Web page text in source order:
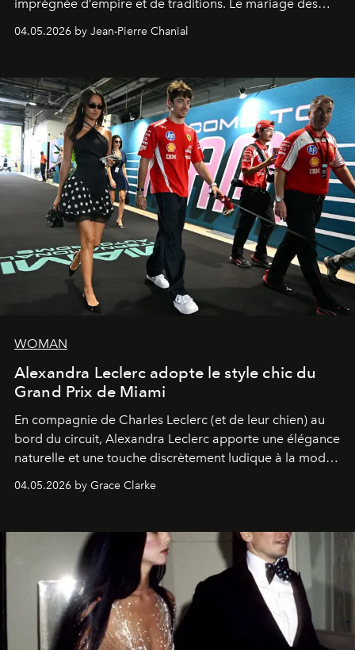
imprégnée d’empire et de traditions. Le mariage des
extrêmes fait merveille.
04.05.2026 by Jean-Pierre Chanial
WOMAN
Alexandra Leclerc adopte le style chic du
Grand Prix de Miami
En compagnie de Charles Leclerc (et de leur chien) au
bord du circuit, Alexandra Leclerc apporte une élégance
naturelle et une touche discrètement ludique à la mode
de la Formule 1.
04.05.2026 by Grace Clarke